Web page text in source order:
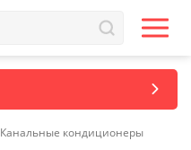
Канальные кондиционеры